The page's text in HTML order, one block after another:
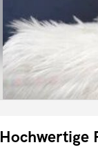
Hochwertige